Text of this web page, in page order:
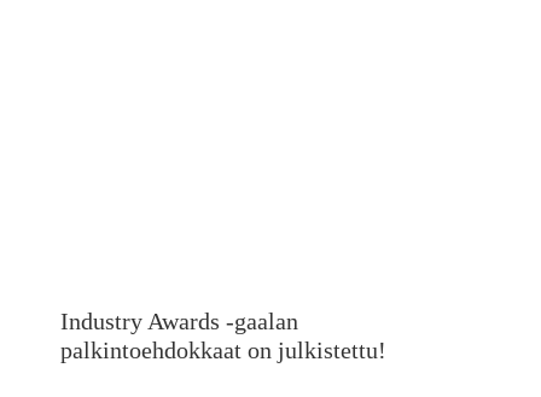
Industry Awards -gaalan
palkintoehdokkaat on julkistettu!